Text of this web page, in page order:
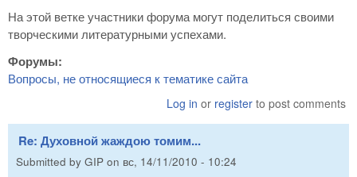
На этой ветке участники форума могут поделиться своими
творческими литературными успехами.
Форумы:
Вопросы, не относящиеся к тематике сайта
Log in or register to post comments
Re: Духовной жаждою томим...
Submitted by GIP on вс, 14/11/2010 - 10:24